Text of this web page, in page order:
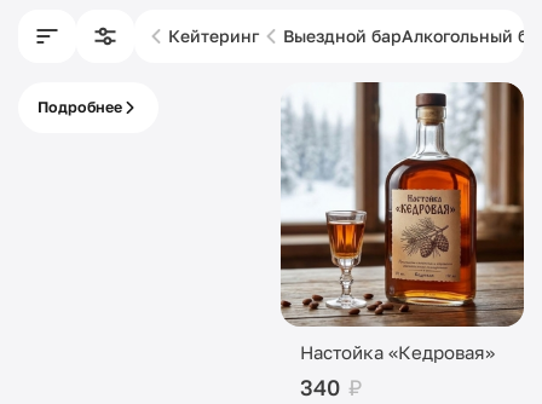
Кейтеринг Выездной барАлкогольный
Подробнее
Настойка «Кедровая»
340 ₽